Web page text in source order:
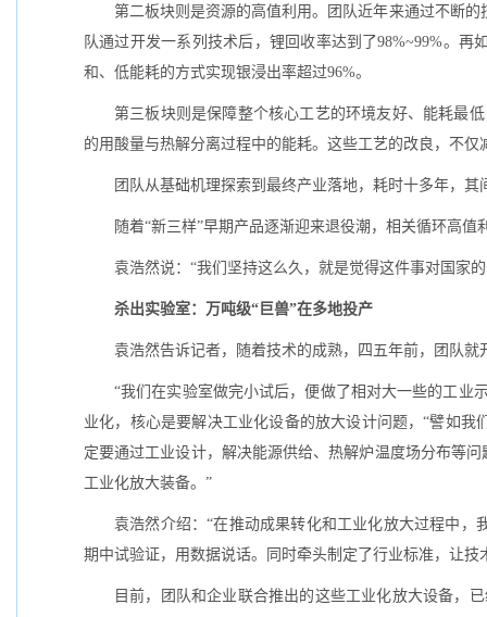
第二板块则是资源的高值利用。团队近年来通过不断
队通过开发一系列技术后，锂回收率达到了98%~99%。
和、低能耗的方式实现银浸出率超过96%。
第三板块则是保障整个核心工艺的环境友好、能耗最
的用酸量与热解分离过程中的能耗。这些工艺的改良，不
团队从基础机理探索到最终产业落地，耗时十多年，
随着“新三样”早期产品逐渐迎来退役潮，相关循环高值
袁浩然说：“我们坚持这么久，就是觉得这件事对国家
杀出实验室：万吨级“巨兽”在多地投产
袁浩然告诉记者，随着技术的成熟，四五年前，团队
“我们在实验室做完小试后，便做了相对大一些的工业
业化，核心是要解决工业化设备的放大设计问题，“譬如
定要通过工业设计，解决能源供给、热解炉温度场分布等
工业化放大装备。”
袁浩然介绍：“在推动成果转化和工业化放大过程中
期中试验证，用数据说话。同时牵头制定了行业标准，让
目前，团队和企业联合推出的这些工业化放大设备，